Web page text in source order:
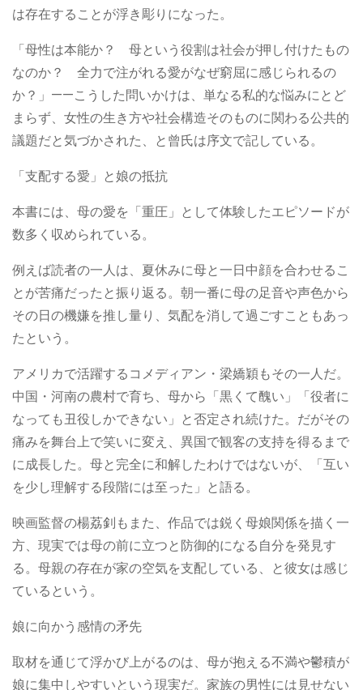
は存在することが浮き彫りになった。
「母性は本能か？ 母という役割は社会が押し付けたもの
なのか？ 全力で注がれる愛がなぜ窮屈に感じられるの
か？」——こうした問いかけは、単なる私的な悩みにとど
まらず、女性の生き方や社会構造そのものに関わる公共的
議題だと気づかされた、と曾氏は序文で記している。
「支配する愛」と娘の抵抗
本書には、母の愛を「重圧」として体験したエピソードが
数多く収められている。
例えば読者の一人は、夏休みに母と一日中顔を合わせるこ
とが苦痛だったと振り返る。朝一番に母の足音や声色から
その日の機嫌を推し量り、気配を消して過ごすこともあっ
たという。
アメリカで活躍するコメディアン・梁嬌穎もその一人だ。
中国・河南の農村で育ち、母から「黒くて醜い」「役者に
なっても丑役しかできない」と否定され続けた。だがその
痛みを舞台上で笑いに変え、異国で観客の支持を得るまで
に成長した。母と完全に和解したわけではないが、「互い
を少し理解する段階には至った」と語る。
映画監督の楊荔釗もまた、作品では鋭く母娘関係を描く一
方、現実では母の前に立つと防御的になる自分を発見す
る。母親の存在が家の空気を支配している、と彼女は感じ
ているという。
娘に向かう感情の矛先
取材を通じて浮かび上がるのは、母が抱える不満や鬱積が
娘に集中しやすいという現実だ。家族の男性には見せない